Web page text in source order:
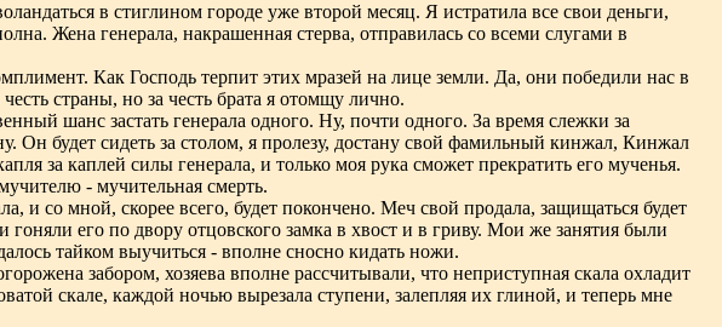
в стиглином городе уже второй месяц. Я истратила все свои деньги,
Жена генерала, накрашенная стерва, отправилась со всеми слугами в
Как Господь терпит этих мразей на лице земли. Да, они победили нас в
страны, но за честь брата я отомщу лично.
шанс застать генерала одного. Ну, почти одного. За время слежки за
Он будет сидеть за столом, я пролезу, достану свой фамильный кинжал, Кинжал
за каплей силы генерала, и только моя рука сможет прекратить его мученья.
- мучительная смерть.
и со мной, скорее всего, будет покончено. Меч свой продала, защищаться будет
его по двору отцовского замка в хвост и в гриву. Мои же занятия были
тайком выучиться - вполне сносно кидать ножи.
забором, хозяева вполне рассчитывали, что неприступная скала охладит
скале, каждой ночью вырезала ступени, залепляя их глиной, и теперь мне